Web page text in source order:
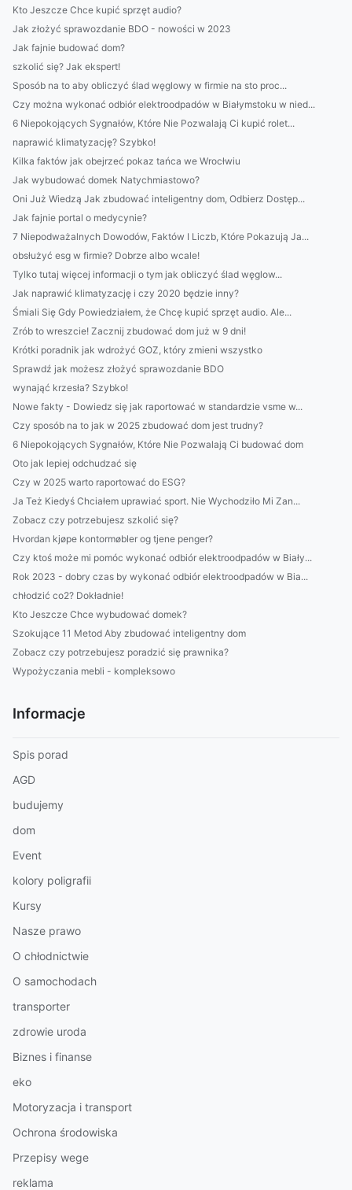
Kto Jeszcze Chce kupić sprzęt audio?
Jak złożyć sprawozdanie BDO - nowości w 2023
Jak fajnie budować dom?
szkolić się? Jak ekspert!
Sposób na to aby obliczyć ślad węglowy w firmie na sto proc...
Czy można wykonać odbiór elektroodpadów w Białymstoku w nied...
6 Niepokojących Sygnałów, Które Nie Pozwalają Ci kupić rolet...
naprawić klimatyzację? Szybko!
Kilka faktów jak obejrzeć pokaz tańca we Wrocłwiu
Jak wybudować domek Natychmiastowo?
Oni Już Wiedzą Jak zbudować inteligentny dom, Odbierz Dostęp...
Jak fajnie portal o medycynie?
7 Niepodważalnych Dowodów, Faktów I Liczb, Które Pokazują Ja...
obsłużyć esg w firmie? Dobrze albo wcale!
Tylko tutaj więcej informacji o tym jak obliczyć ślad węglow...
Jak naprawić klimatyzację i czy 2020 będzie inny?
Śmiali Się Gdy Powiedziałem, że Chcę kupić sprzęt audio. Ale...
Zrób to wreszcie! Zacznij zbudować dom już w 9 dni!
Krótki poradnik jak wdrożyć GOZ, który zmieni wszystko
Sprawdź jak możesz złożyć sprawozdanie BDO
wynająć krzesła? Szybko!
Nowe fakty - Dowiedz się jak raportować w standardzie vsme w...
Czy sposób na to jak w 2025 zbudować dom jest trudny?
6 Niepokojących Sygnałów, Które Nie Pozwalają Ci budować dom
Oto jak lepiej odchudzać się
Czy w 2025 warto raportować do ESG?
Ja Też Kiedyś Chciałem uprawiać sport. Nie Wychodziło Mi Zan...
Zobacz czy potrzebujesz szkolić się?
Hvordan kjøpe kontormøbler og tjene penger?
Czy ktoś może mi pomóc wykonać odbiór elektroodpadów w Biały...
Rok 2023 - dobry czas by wykonać odbiór elektroodpadów w Bia...
chłodzić co2? Dokładnie!
Kto Jeszcze Chce wybudować domek?
Szokujące 11 Metod Aby zbudować inteligentny dom
Zobacz czy potrzebujesz poradzić się prawnika?
Wypożyczania mebli - kompleksowo
Informacje
Spis porad
AGD
budujemy
dom
Event
kolory poligrafii
Kursy
Nasze prawo
O chłodnictwie
O samochodach
transporter
zdrowie uroda
Biznes i finanse
eko
Motoryzacja i transport
Ochrona środowiska
Przepisy wege
reklama